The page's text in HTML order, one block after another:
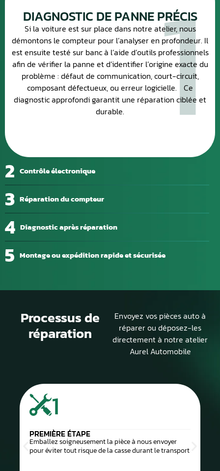
2 Contrôle électronique
3 Réparation du compteur
4 Diagnostic après réparation
5 Montage ou expédition rapide et sécurisée
1
DIAGNOSTIC DE PANNE PRÉCIS
Si la voiture est sur place dans notre atelier, nous
démontons le compteur pour l’analyser en profondeur. Il
est ensuite testé sur banc à l’aide d’outils professionnels
afin de vérifier la panne et d’identifier l’origine exacte du
problème : défaut de communication, court-circuit,
composant défectueux, ou erreur logicielle. Ce
diagnostic approfondi garantit une réparation ciblée et
durable.
Processus de
réparation
Envoyez vos pièces auto à
réparer ou déposez-les
directement à notre atelier
Aurel Automobile
1
PREMIÈRE ÉTAPE
Emballez soigneusement la pièce à nous envoyer
pour éviter tout risque de la casse durant le transport